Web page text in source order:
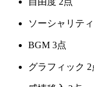
ソーシャリティ
BGM 3点
グラフィック 2